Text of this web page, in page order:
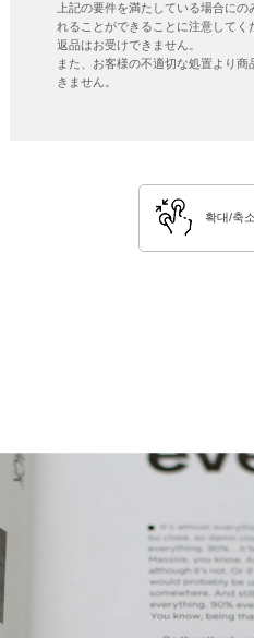
上記の要件を満たしている場合に
れることができることに注意してく
返品はお受けできません。
また、お客様の不適切な処置より
きません。
확대/축